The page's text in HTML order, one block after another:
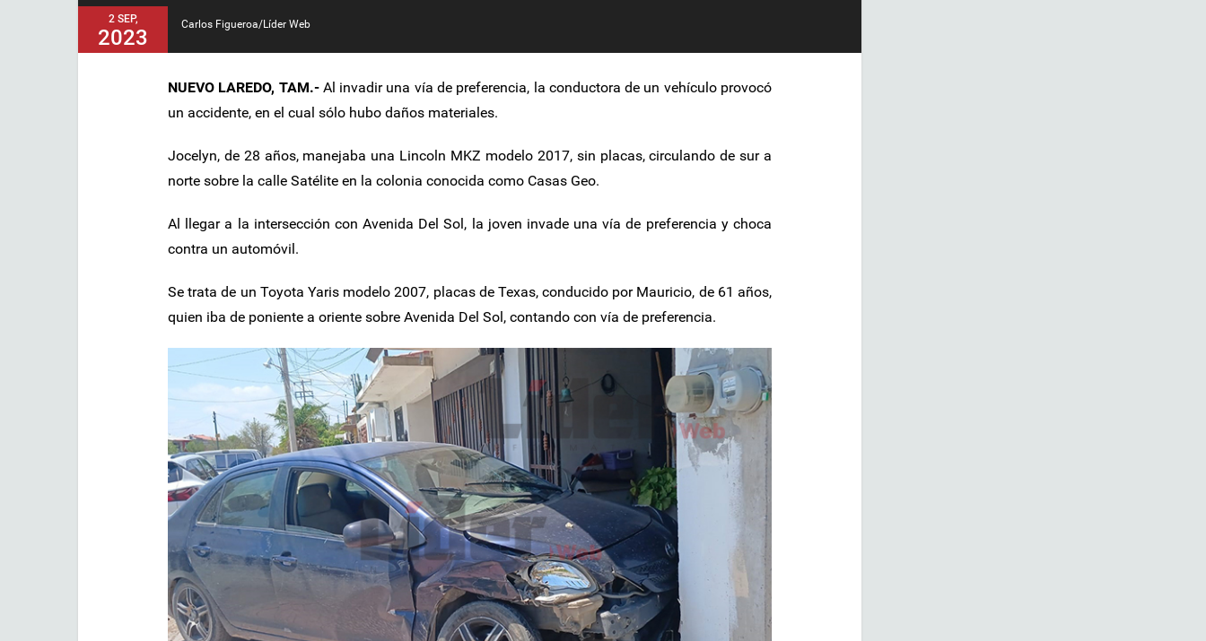
2 SEP,
2023
Carlos Figueroa/Líder Web
NUEVO LAREDO, TAM.-Al invadir una vía de preferencia, la conductora de un vehículo provocó
un accidente, en el cual sólo hubo daños materiales.
Jocelyn, de 28 años, manejaba una Lincoln MKZ modelo 2017, sin placas, circulando de sur a
norte sobre la calle Satélite en la colonia conocida como Casas Geo.
Al llegar a la intersección con Avenida Del Sol, la joven invade una vía de preferencia y choca
contra un automóvil.
Se trata de un Toyota Yaris modelo 2007, placas de Texas, conducido por Mauricio, de 61 años,
quien iba de poniente a oriente sobre Avenida Del Sol, contando con vía de preferencia.